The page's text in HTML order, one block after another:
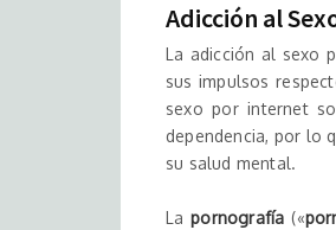
Adicción al
La adicción al sexo
sus impulsos
sexo por internet
dependencia, por lo
su salud mental.
Lapornografía(«